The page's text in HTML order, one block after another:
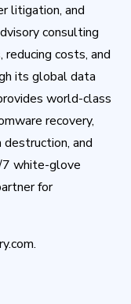
litigation, and
consulting
costs, and
its global data
world-class
recovery,
and
7 white-glove
for